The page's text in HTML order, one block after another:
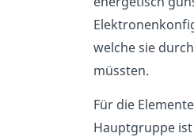
welche sie
müssten.
Für die
Hauptgruppe